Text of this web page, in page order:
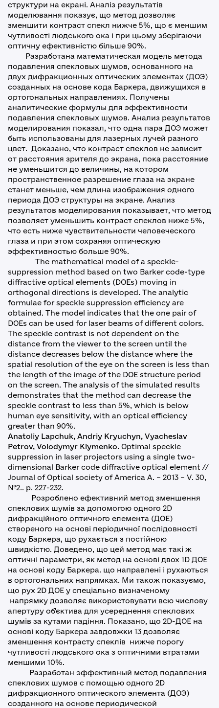
структури на екрані. Аналіз результатів
моделювання показує, що метод дозволяє
зменшити контраст спекл нижче 5%, що є меншим
чутливості людського ока і при цьому зберігаючи
оптичну ефективністю більше 90%.
Разработана математическая модель метода
подавления спекловых шумов, основанного на
двух дифракционных оптических элементах (ДОЭ)
созданных на основе кода Баркера, движущихся в
ортогональных направлениях. Получены
аналитические формулы для эффективности
подавления спекловых шумов. Анализ результатов
моделирования показал, что одна пара ДОЭ может
быть использованы для лазерных лучей разного
цвет. Доказано, что контраст спеклов не зависит
от расстояния зрителя до экрана, пока расстояние
не уменьшится до величины, на котором
пространственное разрешение глаза на экране
станет меньше, чем длина изображения одного
периода ДOЭ структуры на экране. Анализ
результатов моделирования показывает, что метод
позволяет уменьшить контраст спеклов ниже 5%,
что есть ниже чувствительности человеческого
глаза и при этом сохраняя оптическую
эффективностью больше 90%.
The mathematical model of a speckle-
suppression method based on two Barker code-type
diffractive optical elements (DOEs) moving in
orthogonal directions is developed. The analytic
formulae for speckle suppression efficiency are
obtained. The model indicates that the one pair of
DOEs can be used for laser beams of different colors.
The speckle contrast is not dependent on the
distance from the viewer to the screen until the
distance decreases below the distance where the
spatial resolution of the eye on the screen is less than
the length of the image of the DOE structure period
on the screen. The analysis of the simulated results
demonstrates that the method can decrease the
speckle contrast to less than 5%, which is below
human eye sensitivity, with an optical efficiency
greater than 90%.
Anatoliy Lapchuk, Andriy Kryuchyn, Vyacheslav
Petrov, Volodymyr Klymenko. Optimal speckle
suppression in laser projectors using a single two-
dimensional Barker code diffractive optical element //
Journal of Optical society of America A. – 2013 – V. 30,
№2.. p. 227-232.
Розроблено ефективний метод зменшення
спеклових шумів за допомогою одного 2D
дифракційного оптичного елемента (ДOE)
створеного на основі періодичної послідовності
коду Баркера, що рухається з постійною
швидкістю. Доведено, що цей метод має такі ж
оптичні параметри, як метод на основі двох 1D ДOE
на основі коду Баркера. що направлені і рухаються
в ортогональних напрямках. Ми також показуємо,
що рух 2D ДOE у спеціально визначеному
напрямку дозволяє використовувати всю числову
апертуру об'єктива для усереднення спеклових
шумів за кутами падіння. Показано, що 2D-ДОЕ на
основі коду Баркера завдовжки 13 дозволяє
зменшення контрасту спеклів нижче порогу
чутливості людського ока з оптичними втратами
меншими 10%.
Разработан эффективный метод подавления
спеклових шумов с помощью одного 2D
дифракционного оптического элемента (ДOЭ)
созданного на основе периодической